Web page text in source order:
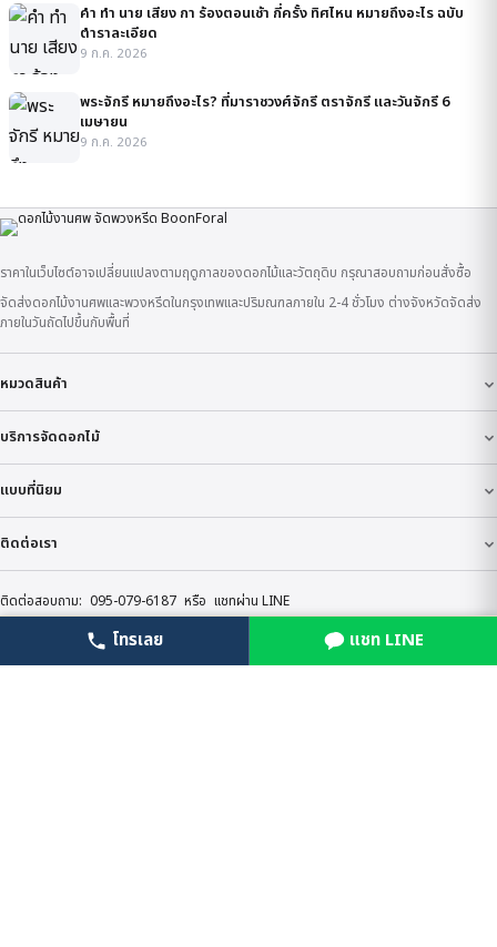
คํา ทํา นาย เสียง กา ร้องตอนเช้า กี่ครั้ง ทิศไหน หมายถึงอะไร ฉบับ
ตำราละเอียด
9 ก.ค. 2026
พระจักรี หมายถึงอะไร? ที่มาราชวงศ์จักรี ตราจักรี และวันจักรี 6
เมษายน
9 ก.ค. 2026
ราคาในเว็บไซต์อาจเปลี่ยนแปลงตามฤดูกาลของดอกไม้และวัตถุดิบ กรุณาสอบถามก่อนสั่งซื้อ
จัดส่งดอกไม้งานศพและพวงหรีดในกรุงเทพและปริมณฑลภายใน 2-4 ชั่วโมง ต่างจังหวัดจัดส่ง
ภายในวันถัดไปขึ้นกับพื้นที่
หมวดสินค้า
บริการจัดดอกไม้
แบบที่นิยม
ติดต่อเรา
ติดต่อสอบถาม: 095-079-6187 หรือ แชทผ่าน LINE
© BoonForal 2026
โทรเลย LINE สั่งเลย
โทรเลย แชท LINE